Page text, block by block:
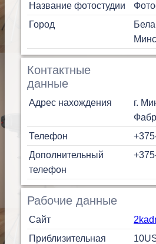
Название фотостудии
Город
Контактные
данные
Адрес нахождения
г.
Телефон
Дополнительный
телефон
Рабочие данные
Сайт
Приблизительная
10